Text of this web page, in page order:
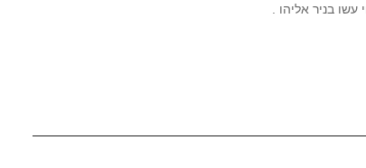
בניר אליהו .